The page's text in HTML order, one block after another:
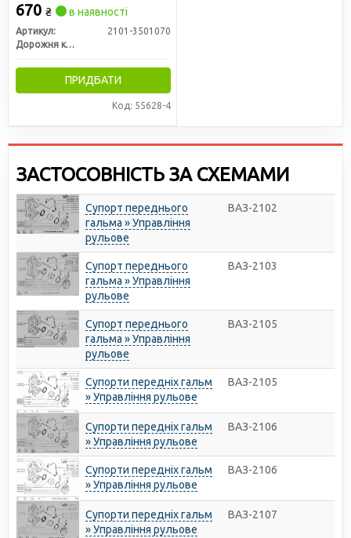
670 ₴ в наявності
Артикул:
2101-3501070
Дорожня карта
ПРИДБАТИ
Код: 55628-4
ЗАСТОСОВНІСТЬ ЗА СХЕМАМИ
Супорт переднього
гальма » Управління
рульове
ВАЗ-2102
Супорт переднього
гальма » Управління
рульове
ВАЗ-2103
Супорт переднього
гальма » Управління
рульове
ВАЗ-2105
Супорти передніх гальм
» Управління рульове
ВАЗ-2105
Супорти передніх гальм
» Управління рульове
ВАЗ-2106
Супорти передніх гальм
» Управління рульове
ВАЗ-2106
Супорти передніх гальм
» Управління рульове
ВАЗ-2107